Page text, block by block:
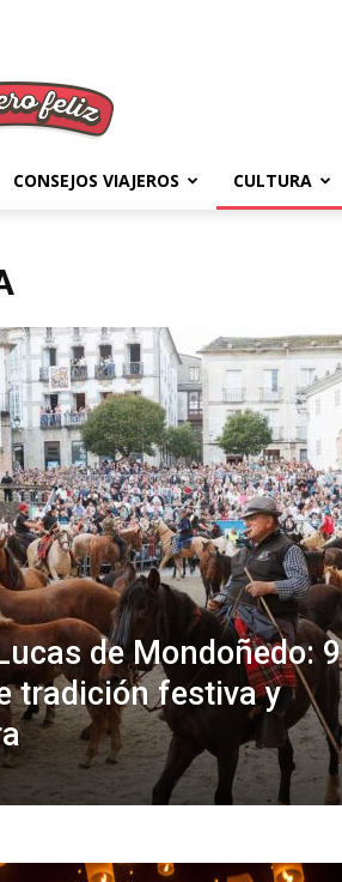
Feliz
CONSEJOS VIAJEROS CULTURA
de Mondoñedo: 9
tradición festiva y